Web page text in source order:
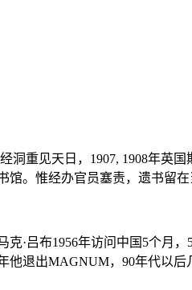
洞重见天日，1907, 1908年英
。惟经办官员塞责，遗书留
克·吕布1956年访问中国5个月
他退出MAGNUM，90年代以后